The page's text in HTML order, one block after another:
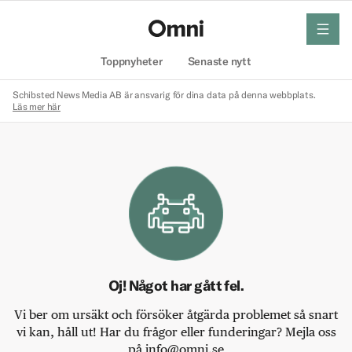
Toppnyheter Senaste nytt
meny
Schibsted News Media AB är ansvarig för dina data på denna webbplats.
Läs mer här
Oj! Något har gått fel.
Vi ber om ursäkt och försöker åtgärda problemet så snart
vi kan, håll ut! Har du frågor eller funderingar? Mejla oss